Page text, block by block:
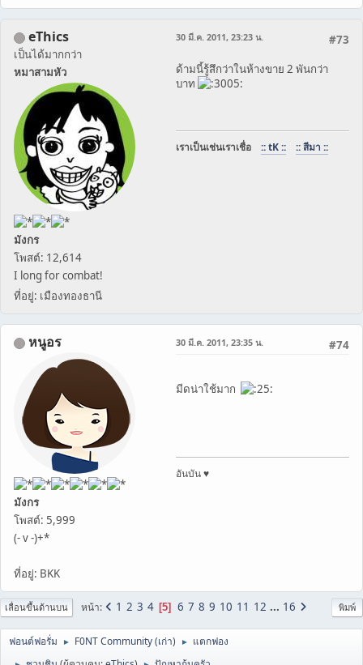
eThics
เป็นได้มากกว่า
หมาสามหัว
มังกร
โพสต์: 12,614
I long for combat!
ที่อยู่: เมืองทองธานี
#73
30 มี.ค. 2011, 23:23 น.
ด้ามนี้รู้สึกว่าในห้างขาย 2 พันกว่า
บาท
เราเป็นเช่นเราเชื่อ :: tK :: :: สีมา ::
หนูอร
มังกร
โพสต์: 5,999
(- v -)+*
ที่อยู่: BKK
#74
30 มี.ค. 2011, 23:35 น.
มีดน่าใช้มาก
อันบัน ♥
พิมพ์
เลื่อนขึ้นด้านบน หน้า 1 2 3 4 5 6 7 8 9 10 11 12 ... 16
ฟอนต์ฟอรั่ม ► F0NT Community (เก่า) ► แตกฟอง